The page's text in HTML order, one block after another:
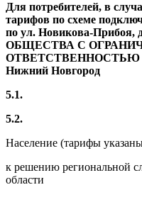
Для потребителей, в
тарифов по схеме
по ул. Новикова-Прибоя,
ОБЩЕСТВА С
ОТВЕТСТВЕННОСТЬЮ
Нижний Новгород
5.1.
5.2.
Население (тарифы
к решению региональной
области